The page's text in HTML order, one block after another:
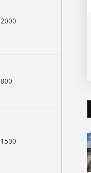
2000
800
1500